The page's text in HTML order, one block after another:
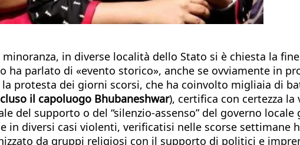
in diverse località dello Stato si è chiesta la
parlato di «evento storico», anche se ovviamente in
protesta dei giorni scorsi, che ha coinvolto migliaia di
il capoluogo Bhubaneshwar), certifica con certezza
del supporto o del “silenzio-assenso” del governo
in diversi casi violenti, verificatisi nelle scorse
da gruppi religiosi con il supporto di politici e